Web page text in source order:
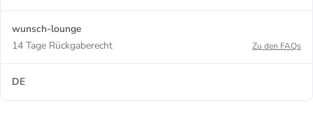
wunsch-lounge
14 Tage Rückgaberecht
Zu den FAQs
DE